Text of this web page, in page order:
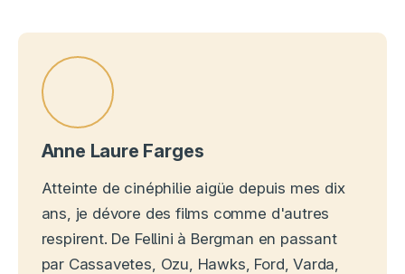
Anne Laure Farges
Atteinte de cinéphilie aigüe depuis mes dix
ans, je dévore des films comme d'autres
respirent. De Fellini à Bergman en passant
par Cassavetes, Ozu, Hawks, Ford, Varda,